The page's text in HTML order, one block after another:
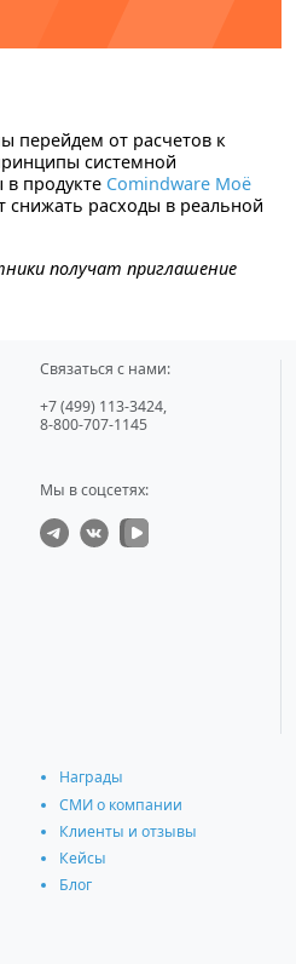
перейдем от расчетов к
системной
в продукте Comindware Моё
снижать расходы в реальной
получат приглашение
Связаться с нами:
+7 (499) 113-3424,
8-800-707-1145
Мы в соцсетях:
Награды
СМИ о компании
Клиенты и отзывы
Кейсы
Блог